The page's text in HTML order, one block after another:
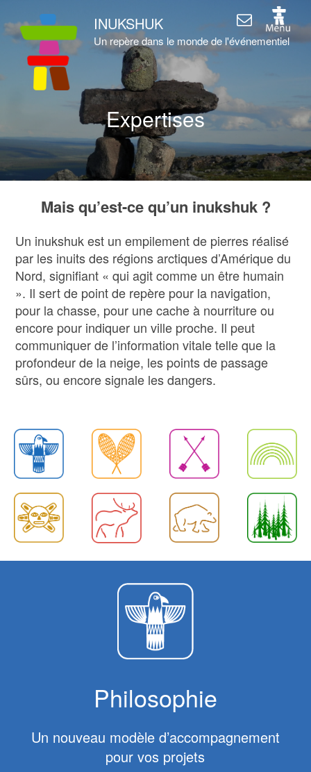
INUKSHUK
Un repère dans le monde de l'événementiel
Expertises
Mais qu’est-ce qu’un inukshuk ?
Un inukshuk est un empilement de pierres réalisé
par les inuits des régions arctiques d’Amérique du
Nord, signifiant « qui agit comme un être humain
». Il sert de point de repère pour la navigation,
pour la chasse, pour une cache à nourriture ou
encore pour indiquer un ville proche. Il peut
communiquer de l’information vitale telle que la
profondeur de la neige, les points de passage
sûrs, ou encore signale les dangers.
Philosophie
Un nouveau modèle d’accompagnement
pour vos projets